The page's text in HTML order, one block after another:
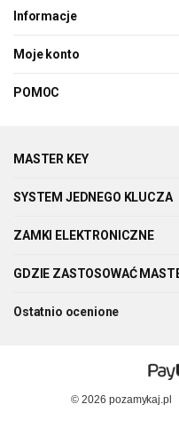
Informacje
Moje konto
POMOC
MASTER KEY
SYSTEM JEDNEGO KLUCZA
ZAMKI ELEKTRONICZNE
GDZIE ZASTOSOWAĆ
Ostatnio ocenione
© 2026 pozamykaj.pl